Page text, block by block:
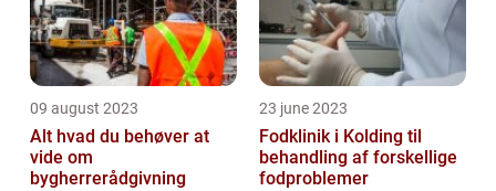
09 august 2023
Alt hvad du behøver at
vide om
bygherrerådgivning
23 june 2023
Fodklinik i Kolding til
behandling af forskellige
fodproblemer